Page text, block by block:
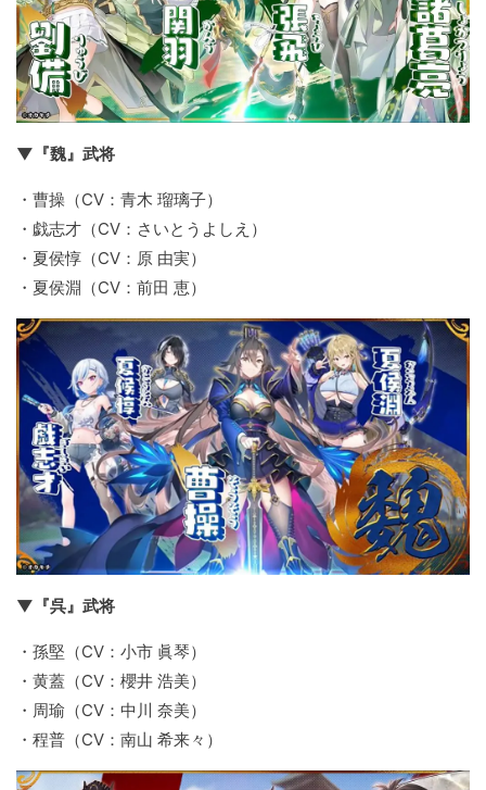
▼『魏』武将
・曹操（CV：青木 瑠璃子）
・戯志才（CV：さいとうよしえ）
・夏侯惇（CV：原 由実）
・夏侯淵（CV：前田 恵）
▼『呉』武将
・孫堅（CV：小市 眞琴）
・黄蓋（CV：櫻井 浩美）
・周瑜（CV：中川 奈美）
・程普（CV：南山 希来々）